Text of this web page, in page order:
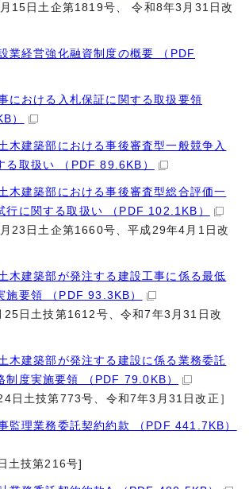
月15日土企第1819号、 令和8年3月31日改
業経営強化融資制度の概要 （PDF
おける入札保証に関する取扱要領
）
建築部における事後審査型一般競争入
る取扱い （PDF 89.6KB）
建築部における事後審査型総合評価一
行に関する取扱い （PDF 102.1KB）
23日土企第1660号、平成29年4月1日改
建築部が発注する建設工事に係る最低
施要領 （PDF 93.3KB）
25日土技第1612号、令和7年3月31日改
建築部が発注する建設に係る業務委託
制度実施要領 （PDF 79.0KB）
日土技第773号、令和7年3月31日改正］
理業務委託契約約款 （PDF 441.7KB）
土技第216号]